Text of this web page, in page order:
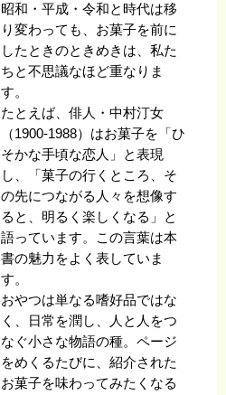
昭和・平成・令和と時代は移
り変わっても、お菓子を前に
したときのときめきは、私た
ちと不思議なほど重なりま
す。
たとえば、俳人・中村汀女
（1900-1988）はお菓子を「ひ
そかな手頃な恋人」と表現
し、「菓子の行くところ、そ
の先につながる人々を想像す
ると、明るく楽しくなる」と
語っています。この言葉は本
書の魅力をよく表していま
す。
おやつは単なる嗜好品ではな
く、日常を潤し、人と人をつ
なぐ小さな物語の種。ページ
をめくるたびに、紹介された
お菓子を味わってみたくなる